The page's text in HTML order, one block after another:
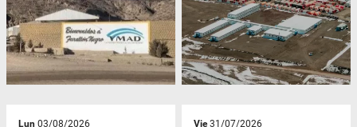
Lun 03/08/2026 Vie31/07/2026